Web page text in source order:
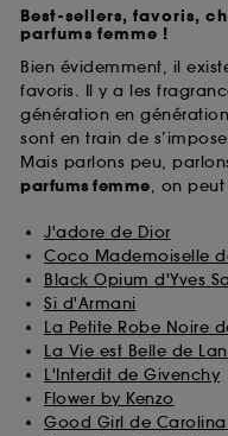
Best-sellers, favoris,
parfums femme !
Bien évidemment, il
favoris. Il y a les
génération en
sont en train de
Mais parlons peu,
parfums femme, on peut
J'adore de Dior
Coco Mademoiselle
Black Opium d'Yves
Si d'Armani
La Petite Robe Noire
La Vie est Belle de
L'Interdit de Givenchy
Flower by Kenzo
Good Girl de Carolina